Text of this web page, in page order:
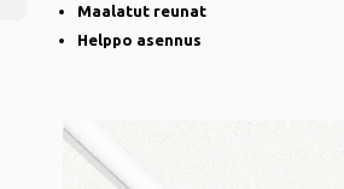
Maalatut reunat
Helppo asennus